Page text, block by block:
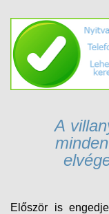
A v
minden
Először is